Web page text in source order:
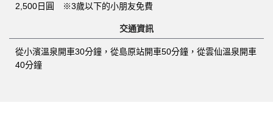
2,500日圓 ※3歲以下的小朋友免費
交通資訊
從小濱溫泉開車30分鐘，從島原站開車50分鐘，從雲仙溫泉開車
40分鐘